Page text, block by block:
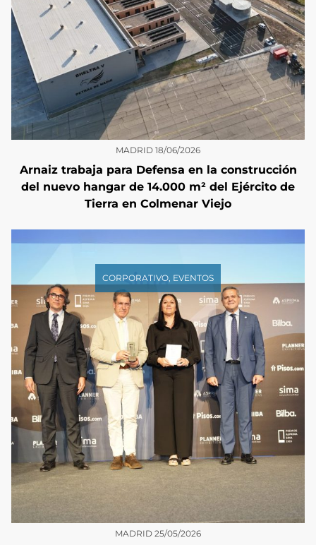
MADRID 18/06/2026
Arnaiz trabaja para Defensa en la construcción
del nuevo hangar de 14.000 m² del Ejército de
Tierra en Colmenar Viejo
CORPORATIVO, EVENTOS
MADRID 25/05/2026